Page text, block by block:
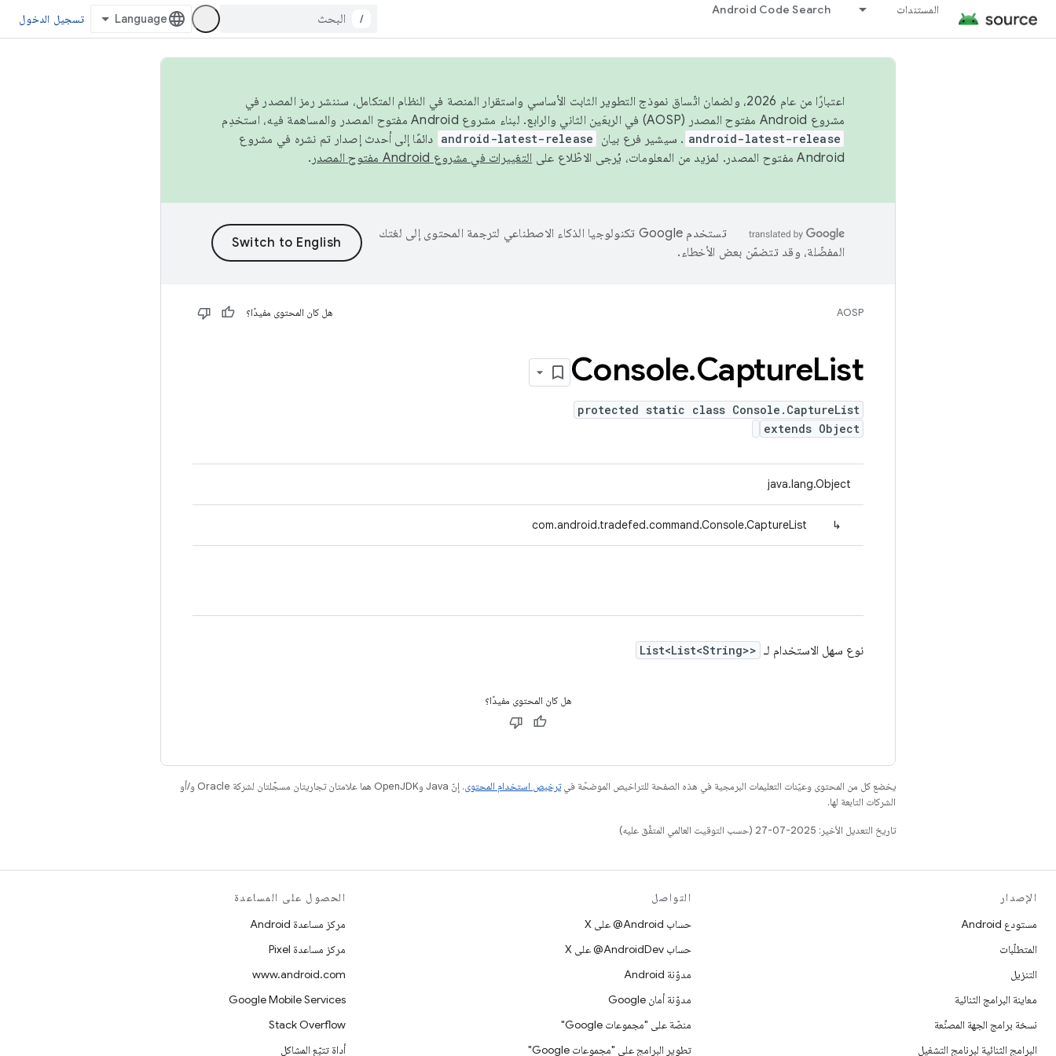
المستندات Android Code Search
/ تسجيل الدخول
اعتبارًا من عام 2026، ولضمان اتّساق نموذج التطوير الثابت الأساسي واستقرار المنصة في النظام المتكامل، سننشر رمز المصدر في
مشروع Android مفتوح المصدر (AOSP) في الربعَين الثاني والرابع. لبناء مشروع Android مفتوح المصدر والمساهمة فيه، استخدِم
android-latest-release . سيشير فرع بيان android-latest-release دائمًا إلى أحدث إصدار تم نشره في مشروع
Android مفتوح المصدر. لمزيد من المعلومات، يُرجى الاطّلاع على
التغييرات في مشروع Android مفتوح المصدر .
تستخدم Google تكنولوجيا الذكاء الاصطناعي لترجمة المحتوى إلى لغتك
المفضّلة، وقد تتضمّن بعض الأخطاء.
AOSP هل كان المحتوى مفيدًا؟
Console.CaptureList
protected static class Console.CaptureList
extends Object
java.lang.Object
↳
com.android.tradefed.command.Console.CaptureList
نوع سهل الاستخدام لـ List<List<String>>
هل كان المحتوى مفيدًا؟
يخضع كل من المحتوى وعيّنات التعليمات البرمجية في هذه الصفحة للتراخيص الموضحّة فيترخيص استخدام المحتوى
. إنّ Java وOpenJDK هما علامتان تجاريتان مسجَّلتان لشركة Oracle و/أو
الشركات التابعة لها.
تاريخ التعديل الأخير: 2025-07-27 (حسب التوقيت العالمي المتفَّق عليه)
الإصدار
مستودع Android
المتطلّبات
التنزيل
معاينة البرامج الثنائية
نسخة برامج الجهة المصنِّعة
البرامج الثنائية لبرنامج التشغيل
التواصل
حساب ‎@Android على X
حساب ‎@AndroidDev على X
مدوّنة Android
مدوّنة أمان Google
منصّة على "مجموعات Google"
تطوير البرامج على "مجموعات Google"
الحصول على المساعدة
مركز مساعدة Android
مركز مساعدة Pixel
www.android.com
Google Mobile Services
Stack Overflow
أداة تتبّع المشاكل